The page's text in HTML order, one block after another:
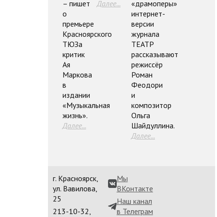
– пишет
о
премьере
Красноярского
ТЮЗа
критик
Ая
Маркова
в
издании
«Музыкальная
жизнь».
Далее...
Далее...
«драмоперы»
интернет-
версии
журнала
ТЕАТР
рассказывают
режиссёр
Роман
Феодори
и
композитор
Ольга
Шайдуллина.
Далее...
г. Красноярск,
ул. Вавилова,
25
213-10-32,
Мы
ВКонтакте
Наш канал
в Телеграм